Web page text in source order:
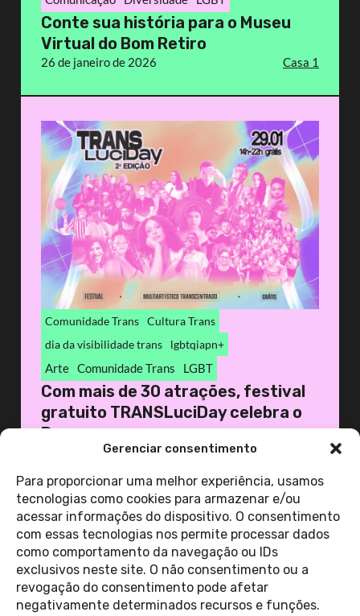
Gerenciar consentimento
Para proporcionar uma melhor experiência, usamos
tecnologias como cookies para armazenar e/ou
acessar informações do dispositivo. O consentimento
com essas tecnologias nos permite processar dados
como comportamento da navegação ou IDs
exclusivos neste site. O não consentimento ou a
revogação do consentimento pode afetar
negativamente determinados recursos e funções.
Conte sua história para o Museu
Virtual do Bom Retiro
26 de janeiro de 2026 Casa 1
Comunidade Trans Cultura Trans
dia da visibilidade trans
lgbtqiapn+
Arte Comunidade Trans LGBT
Com mais de 30 atrações, festival
gratuito TRANSLuciDay celebra o
D...
26 de janeiro de 2026
ver todas as
notícias
Contato
Política de Privacidade